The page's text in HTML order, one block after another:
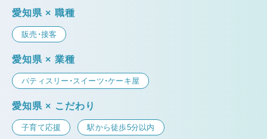
愛知県 × 職種
販売・接客
愛知県 × 業種
パティスリー・スイーツ・ケーキ屋
愛知県 × こだわり
子育て応援 駅から徒歩5分以内